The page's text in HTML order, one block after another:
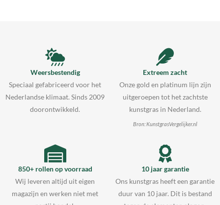
Weersbestendig
Speciaal gefabriceerd voor het
Nederlandse klimaat. Sinds 2009
doorontwikkeld.
Extreem zacht
Onze gold en platinum lijn zijn
uitgeroepen tot het zachtste
kunstgras in Nederland.
Bron: KunstgrasVergelijker.nl
850+ rollen op voorraad
Wij leveren altijd uit eigen
magazijn en werken niet met
10 jaar garantie
Ons kunstgras heeft een garantie
duur van 10 jaar. Dit is bestand